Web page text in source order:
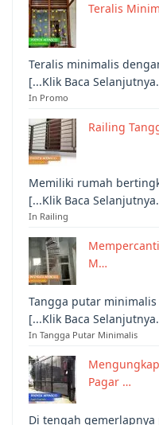
Teralis
Teralis minimalis
[...Klik Baca
In Promo
Railing
Memiliki rumah
[...Klik Baca
In Railing
M…
Tangga putar
[...Klik Baca
In Tangga Putar Minimalis
Pagar …
Di tengah